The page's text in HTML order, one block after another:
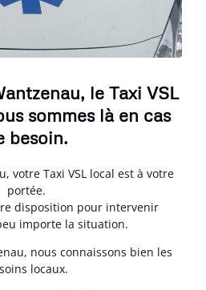
le Taxi VSL
sommes là en cas
besoin.
votre Taxi VSL local est à votre
portée.
disposition pour intervenir
importe la situation.
nous connaissons bien les
locaux.